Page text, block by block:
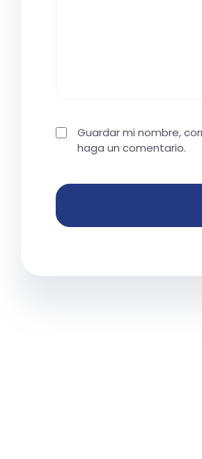
Guardar mi nombre,
haga un comentario.